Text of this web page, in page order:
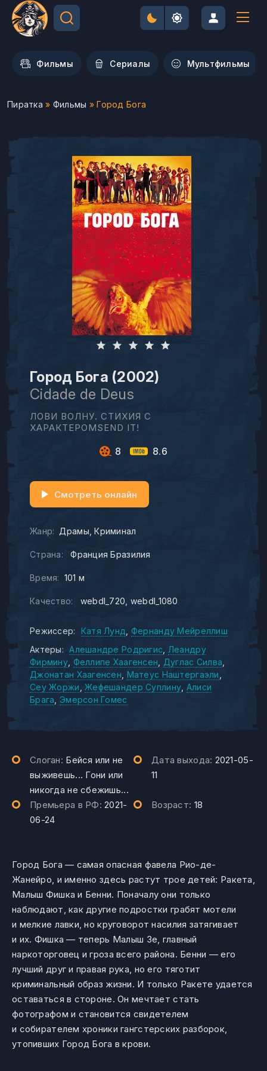
Фильмы Сериалы Мультфильмы
Пиратка » Фильмы » Город Бога
Город Бога (2002)
Cidade de Deus
ЛОВИ ВОЛНУ. СТИХИЯ С
ХАРАКТЕРОМSEND IT!
8 8.6
Жанр: Драмы Криминал
Страна: Франция Бразилия
Время: 101 м
Качество: webdl_720 webdl_1080
Смотреть онлайн
Режиссер: Катя Лунд
Фернанду Мейреллиш
Актеры:
Алешандре Родригис
Леандру
Фирмину Феллипе Хаагенсен
Дуглас Силва
Джонатан Хаагенсен Матеус Наштергаэли
Сеу Жоржи Жефешандер Суплину Алиси
Брага Эмерсон Гомес
Слоган: Бейся или не
выживешь... Гони или
никогда не сбежишь...
Дата выхода: 2021-05-
11
Премьера в РФ:2021-
06-24
Возраст: 18
Город Бога — самая опасная фавела Рио-де-
Жанейро, и именно здесь растут трое детей: Ракета,
Малыш Фишка и Бенни. Поначалу они только
наблюдают, как другие подростки грабят мотели
и мелкие лавки, но круговорот насилия затягивает
и их. Фишка — теперь Малыш Зе, главный
наркоторговец и гроза всего района. Бенни — его
лучший друг и правая рука, но его тяготит
криминальный образ жизни. И только Ракете удается
оставаться в стороне. Он мечтает стать
фотографом и становится свидетелем
и собирателем хроники гангстерских разборок,
утопивших Город Бога в крови.